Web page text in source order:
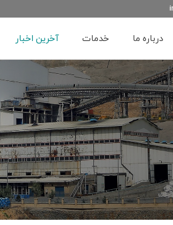
درباره ما خدمات آخرین اخبار